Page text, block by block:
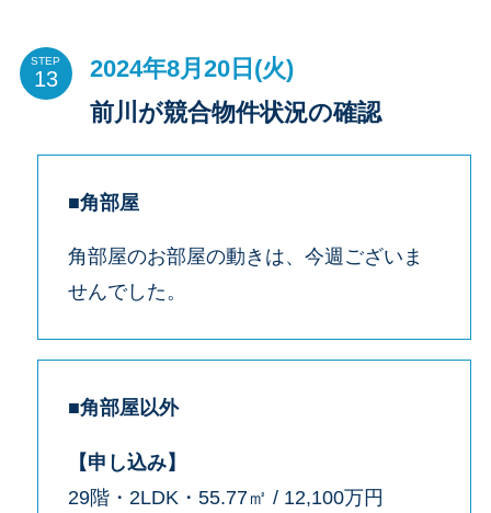
STEP
2024年8月20日(火)
前川が競合物件状況の確認
■角部屋
角部屋のお部屋の動きは、今週ございま
せんでした。
■角部屋以外
【申し込み】
29階・2LDK・55.77㎡ / 12,100万円